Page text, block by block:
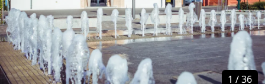
1 /36
1 /36